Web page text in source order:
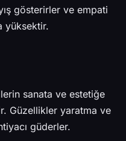
gösterirler ve empati
yüksektir.
sanata ve estetiğe
Güzellikler yaratma ve
güderler.